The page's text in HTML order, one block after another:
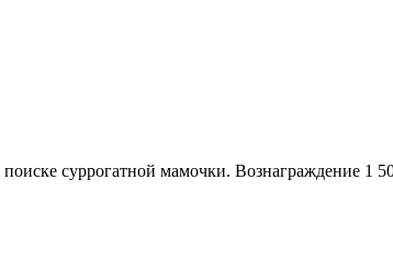
суррогатной мамочки. Вознаграждение 1